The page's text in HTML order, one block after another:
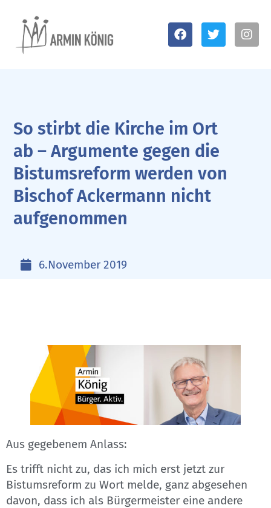
So stirbt die Kirche im Ort
ab – Argumente gegen die
Bistumsreform werden von
Bischof Ackermann nicht
aufgenommen
6.November 2019
Aus gegebenem Anlass:
Es trifft nicht zu, das ich mich erst jetzt zur
Bistumsreform zu Wort melde, ganz abgesehen
davon, dass ich als Bürgermeister eine andere